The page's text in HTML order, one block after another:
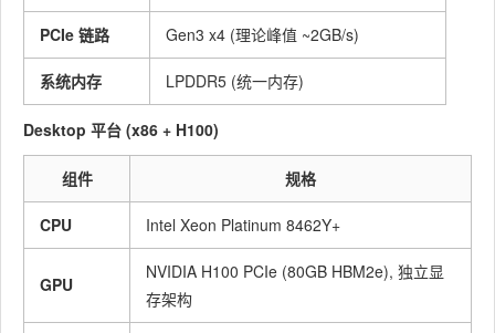
PCIe 链路 Gen3 x4 (理论峰值 ~2GB/s)
系统内存 LPDDR5 (统一内存)
Desktop 平台 (x86 + H100)
组件 规格
CPU Intel Xeon Platinum 8462Y+
GPU
NVIDIA H100 PCIe (80GB HBM2e), 独立显
存架构